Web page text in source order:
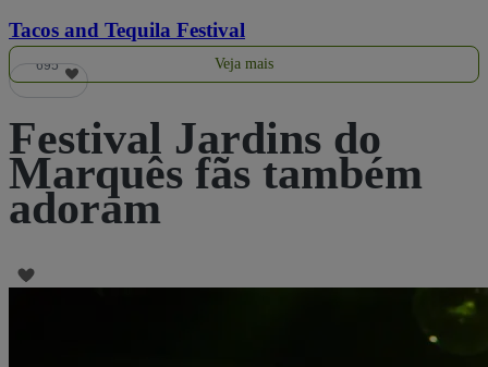
Tacos and Tequila Festival
695 Veja mais
Festival Jardins do
Marquês fãs também
adoram